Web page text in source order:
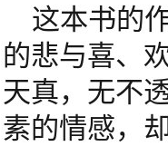
这本书的
的悲与喜、
天真，无不
素的情感，